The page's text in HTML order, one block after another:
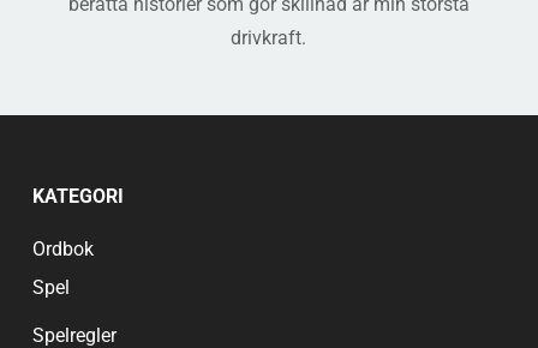
drivkraft.
KATEGORI
Ordbok
Spel
Spelregler